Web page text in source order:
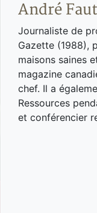
André
Journaliste de
Gazette (1988),
maisons saines
magazine
chef. Il a
Ressources
et conférencier